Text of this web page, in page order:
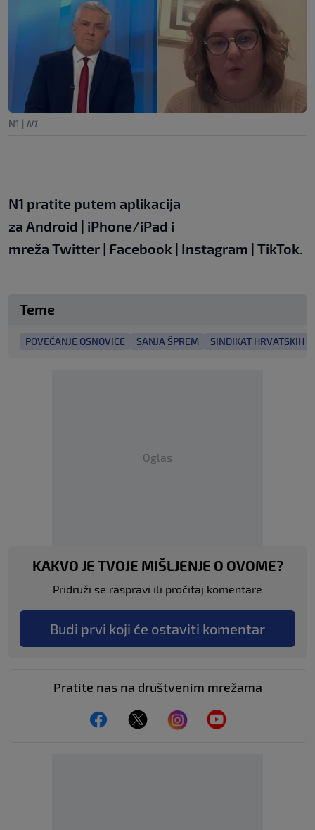
N1 | N1
N1 pratite putem aplikacija
za Android | iPhone/iPad i
mreža Twitter | Facebook | Instagram | TikTok
Teme
POVEĆANJE OSNOVICE SANJA ŠPREM SINDIKAT HRVATSKIH
Oglas
KAKVO JE TVOJE MIŠLJENJE O OVOME?
Pridruži se raspravi ili pročitaj komentare
Budi prvi koji će ostaviti komentar
Pratite nas na društvenim mrežama